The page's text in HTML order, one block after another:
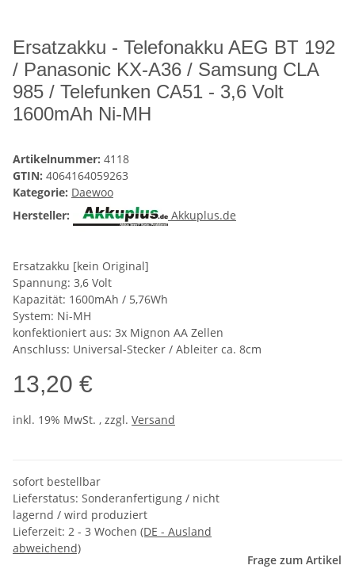
Ersatzakku - Telefonakku AEG BT 192
/ Panasonic KX-A36 / Samsung CLA
985 / Telefunken CA51 - 3,6 Volt
1600mAh Ni-MH
Artikelnummer: 4118
GTIN: 4064164059263
Kategorie: Daewoo
Hersteller:
Akkuplus.de
Ersatzakku [kein Original]
Spannung: 3,6 Volt
Kapazität: 1600mAh / 5,76Wh
System: Ni-MH
konfektioniert aus: 3x Mignon AA Zellen
Anschluss: Universal-Stecker / Ableiter ca. 8cm
13,20 €
inkl. 19% MwSt. , zzgl. Versand
sofort bestellbar
Lieferstatus: Sonderanfertigung / nicht
lagernd / wird produziert
Lieferzeit: 2 - 3 Wochen (DE - Ausland
abweichend)
Frage zum Artikel